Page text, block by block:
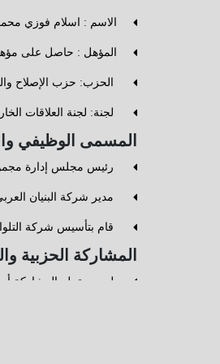
الاسم : اسلام فوزي
المؤهل : حاصل على مؤهل
الحزب: حزب الإصلاح
لجنة: لجنة العلاقات
المسمى الوظيفي
رئيس مجلس إدارة
مدير شركة البنيان العربي
قام بتأسيس شركة التلواني
المشاركة الحزبية
لم يسبق له المشاركة